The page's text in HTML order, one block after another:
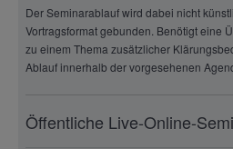
Der Seminarablauf wird dabei nicht
Vortragsformat gebunden. Benötigt eine
zu einem Thema zusätzlicher
Ablauf innerhalb der vorgesehenen
Öffentliche Live-Online-